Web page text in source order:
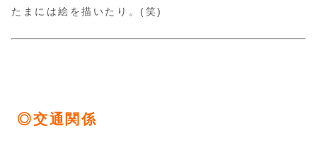
たまには絵を描いたり。(笑)
◎交通関係